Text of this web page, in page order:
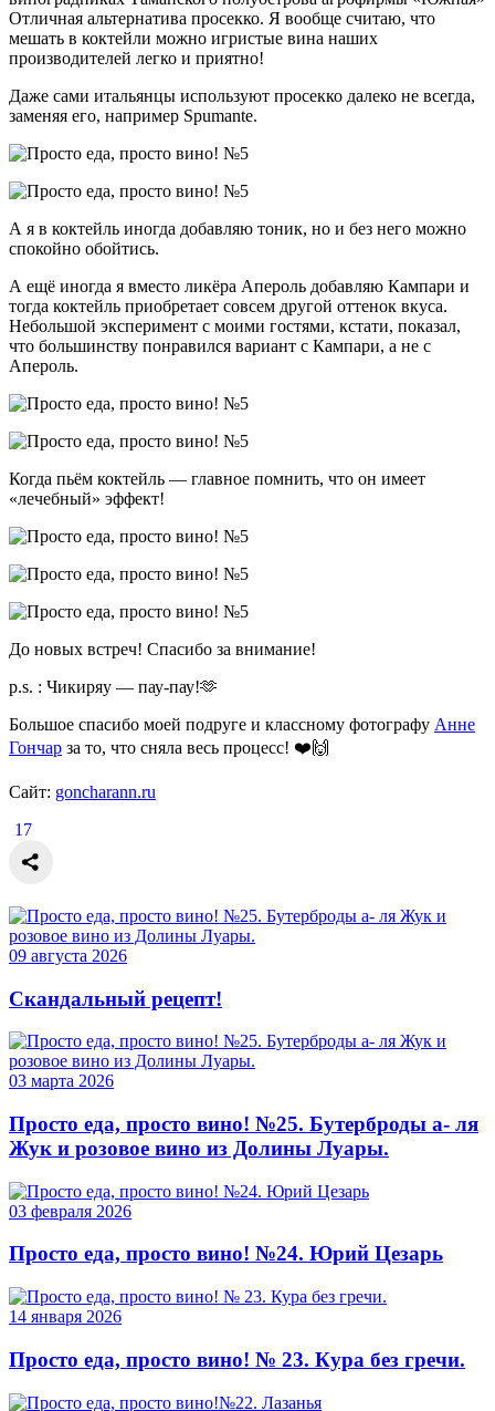
Отличная альтернатива просекко. Я вообще считаю, что
мешать в коктейли можно игристые вина наших
производителей легко и приятно!
Даже сами итальянцы используют просекко далеко не всегда,
заменяя его, например Spumante.
А я в коктейль иногда добавляю тоник, но и без него можно
спокойно обойтись.
А ещё иногда я вместо ликёра Апероль добавляю Кампари и
тогда коктейль приобретает совсем другой оттенок вкуса.
Небольшой эксперимент с моими гостями, кстати, показал,
что большинству понравился вариант с Кампари, а не с
Апероль.
Когда пьём коктейль — главное помнить, что он имеет
«лечебный» эффект!
До новых встреч! Спасибо за внимание!
p.s. : Чикиряу — пау-пау!🫶
Большое спасибо моей подруге и классному фотографу Анне
Гончар за то, что сняла весь процесс! ❤️🙌
Сайт: goncharann.ru
17
09 августа 2026
Скандальный рецепт!
03 марта 2026
Просто еда, просто вино! №25. Бутерброды а- ля
Жук и розовое вино из Долины Луары.
03 февраля 2026
Просто еда, просто вино! №24. Юрий Цезарь
14 января 2026
Просто еда, просто вино! № 23. Кура без гречи.